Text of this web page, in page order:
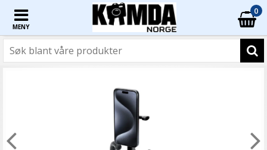
MENY
0